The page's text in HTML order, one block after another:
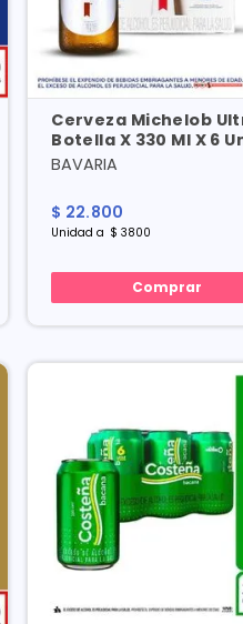
Cerveza Michelob
Botella X 330 Ml X 6
BAVARIA
$ 22.800
Unidad a $ 3800
Comprar